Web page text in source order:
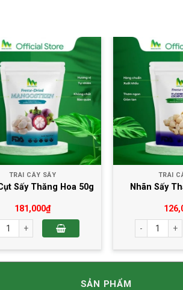
lượng
Yêu thích
TRÁI CÂY SẤY
Sấy Thăng Hoa 50g
181,000₫
Cụt Sấy Thăng Hoa 50g số lượng
TRÁI
Nhãn Sấy
Nhãn Sấy
SẢN PHẨM